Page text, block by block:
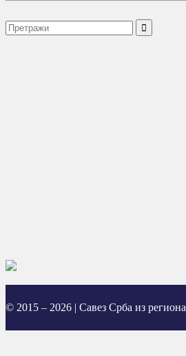
© 2015 – 2026 | Савез Срба из региона